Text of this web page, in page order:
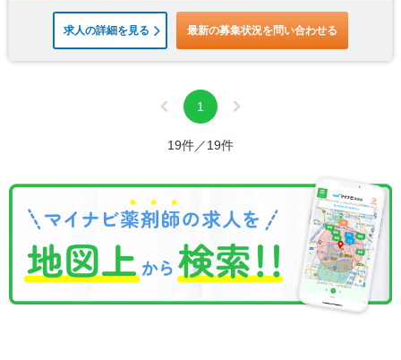
求人の詳細を見る 最新の募集状況を問い合わせる
1
19件／19件